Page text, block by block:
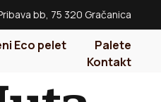
bb, 75 320 Gračanica
Eco pelet
Palete
Kontakt